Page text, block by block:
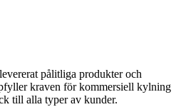
pålitliga produkter och
kraven för kommersiell kylning
till alla typer av kunder.